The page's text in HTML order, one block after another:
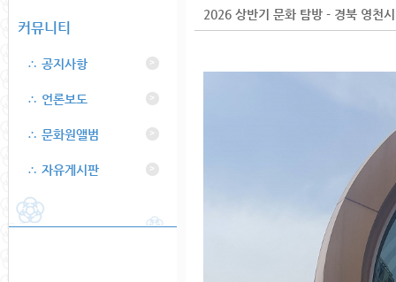
커뮤니티
∴ 공지사항 >
∴ 언론보도 >
∴ 문화원앨범 >
∴ 자유게시판 >
2026 상반기 문화 탐방 - 경북 영천시